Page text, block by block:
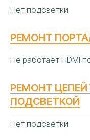
Нет подсветки
РЕМОНТ
Не работает HDMI
РЕМОНТ ЦЕПЕЙ
ПОДСВЕТКОЙ
Нет подсветки
ЧАСТЫЕ